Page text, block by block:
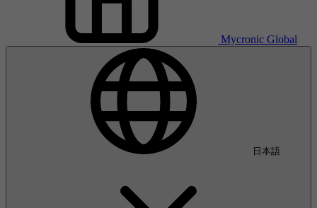
Mycronic Global
日本語